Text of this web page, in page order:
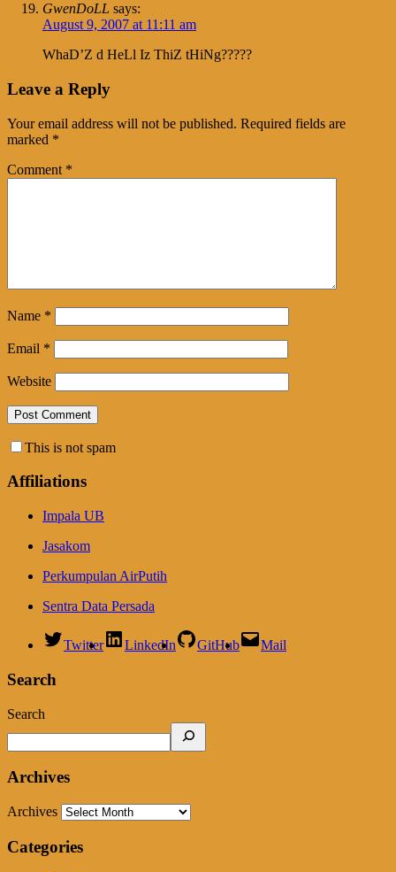
GwenDoLL says:
August 9, 2007 at 11:11 am
WhaD’Z d HeLl Iz ThiZ tHiNg?????
Leave a Reply
Your email address will not be published. Required fields are
marked *
Comment *
Name *
Email *
Website
This is not spam
Affiliations
Impala UB
Jasakom
Perkumpulan AirPutih
Sentra Data Persada
Twitter LinkedIn GitHub Mail
Search
Search
Archives
Archives
Categories